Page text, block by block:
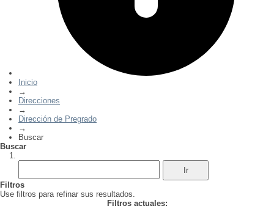
Inicio
→
Direcciones
→
Dirección de Pregrado
→
Buscar
Buscar
Filtros
Use filtros para refinar sus resultados.
Filtros actuales: